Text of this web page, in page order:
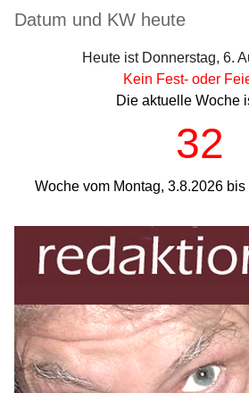
Seitenleiste
Datum und KW heute
Heute ist Donnerstag, 6.
Kein Fest- oder
Die aktuelle Woche
32
Woche vom Montag, 3.8.2026